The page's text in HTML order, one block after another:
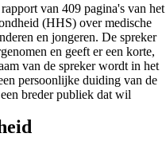
van 409 pagina's van het
(HHS) over medische
en jongeren. De spreker
en geeft er een korte,
van de spreker wordt in het
persoonlijke duiding van de
breder publiek dat wil